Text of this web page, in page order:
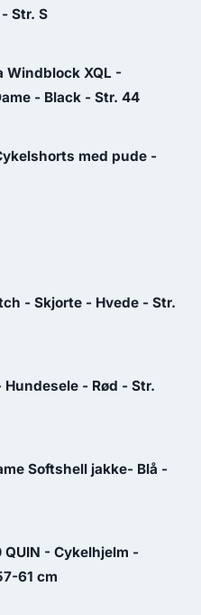
is:Str. S
Windblock XQL -
- Black - Str. 44
med pude -
- Skjorte - Hvede - Str.
- Rød - Str.
kr..
Softshell jakke- Blå -
kr..
- Cykelhjelm -
61 cm